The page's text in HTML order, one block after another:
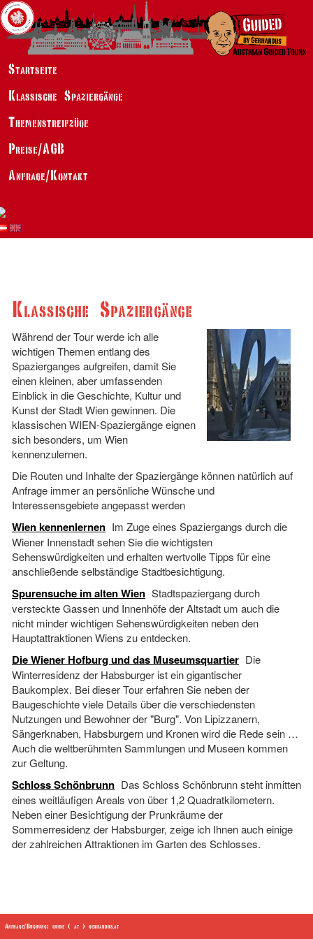
Startseite
Klassische Spaziergänge
Themenstreifzüge
Preise/AGB
Anfrage/Kontakt
Klassische Spaziergänge
Während der Tour werde ich alle
wichtigen Themen entlang des
Spazierganges aufgreifen, damit Sie
einen kleinen, aber umfassenden
Einblick in die Geschichte, Kultur und
Kunst der Stadt Wien gewinnen. Die
klassischen WIEN-Spaziergänge eignen
sich besonders, um Wien
kennenzulernen.
Die Routen und Inhalte der Spaziergänge können natürlich auf
Anfrage immer an persönliche Wünsche und
Interessensgebiete angepasst werden
Wien kennenlernen Im Zuge eines Spaziergangs durch die
Wiener Innenstadt sehen Sie die wichtigsten
Sehenswürdigkeiten und erhalten wertvolle Tipps für eine
anschließende selbständige Stadtbesichtigung.
Spurensuche im alten Wien Stadtspaziergang durch
versteckte Gassen und Innenhöfe der Altstadt um auch die
nicht minder wichtigen Sehenswürdigkeiten neben den
Hauptattraktionen Wiens zu entdecken.
Die Wiener Hofburg und das Museumsquartier Die
Winterresidenz der Habsburger ist ein gigantischer
Baukomplex. Bei dieser Tour erfahren Sie neben der
Baugeschichte viele Details über die verschiedensten
Nutzungen und Bewohner der "Burg". Von Lipizzanern,
Sängerknaben, Habsburgern und Kronen wird die Rede sein …
Auch die weltberühmten Sammlungen und Museen kommen
zur Geltung.
Schloss Schönbrunn Das Schloss Schönbrunn steht inmitten
eines weitläufigen Areals von über 1,2 Quadratkilometern.
Neben einer Besichtigung der Prunkräume der
Sommerresidenz der Habsburger, zeige ich Ihnen auch einige
der zahlreichen Attraktionen im Garten des Schlosses.
Anfrage/Buchung: guide ( at ) gerhardus.at